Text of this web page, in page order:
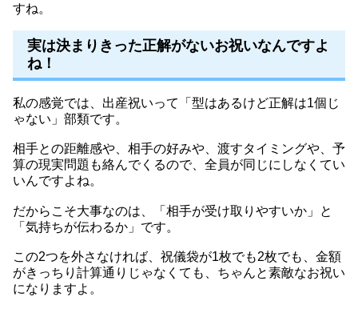
すね。
実は決まりきった正解がないお祝いなんですよ
ね！
私の感覚では、出産祝いって「型はあるけど正解は1個じ
ゃない」部類です。
相手との距離感や、相手の好みや、渡すタイミングや、予
算の現実問題も絡んでくるので、全員が同じにしなくてい
いんですよね。
だからこそ大事なのは、「相手が受け取りやすいか」と
「気持ちが伝わるか」です。
この2つを外さなければ、祝儀袋が1枚でも2枚でも、金額
がきっちり計算通りじゃなくても、ちゃんと素敵なお祝い
になりますよ。